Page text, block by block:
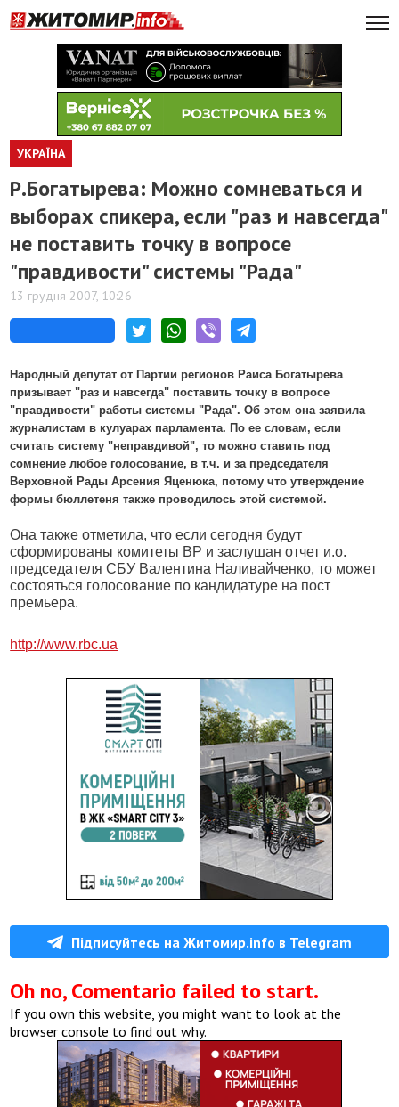
УКРАЇНА
Р.Богатырева: Можно сомневаться и
выборах спикера, если "раз и навсегда"
не поставить точку в вопросе
"правдивости" системы "Рада"
13 грудня 2007, 10:26
Народный депутат от Партии регионов Раиса Богатырева
призывает "раз и навсегда" поставить точку в вопросе
"правдивости" работы системы "Рада". Об этом она заявила
журналистам в кулуарах парламента. По ее словам, если
считать систему "неправдивой", то можно ставить под
сомнение любое голосование, в т.ч. и за председателя
Верховной Рады Арсения Яценюка, потому что утверждение
формы бюллетеня также проводилось этой системой.
Она также отметила, что если сегодня будут
сформированы комитеты ВР и заслушан отчет и.о.
председателя СБУ Валентина Наливайченко, то может
состояться голосование по кандидатуре на пост
премьера.
http://www.rbc.ua
Підписуйтесь на Житомир.info в Telegram
Oh no, Comentario failed to start.
If you own this website, you might want to look at the
browser console to find out why.